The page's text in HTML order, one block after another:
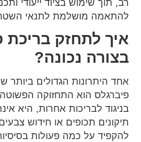
רב, תוך שימוש בציוד ייעודי
להתאמה מושלמת לתנאי
איך לתחזק בריכת
בצורה נכונה?
אחד היתרונות הגדולים ביותר
פיברגלס הוא התחזוקה
בניגוד לבריכות אחרות, היא
תיקונים תכופים או חידוש
להקפיד על כמה פעולות